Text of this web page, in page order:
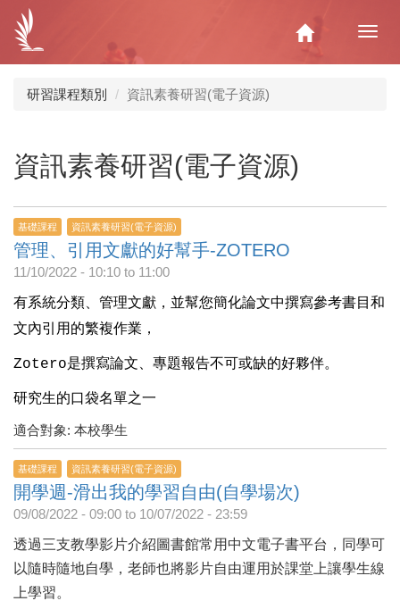
內
Home
研習課程類別 資訊素養研習(電子資源)
資訊素養研習(電子資源)
基礎課程 資訊素養研習(電子資源)
管理、引用文獻的好幫手-ZOTERO
11/10/2022 - 10:10 to 11:00
有系統分類、管理文獻，並幫您簡化論文中撰寫參考書目和
文內引用的繁複作業，
Zotero是撰寫論文、專題報告不可或缺的好夥伴。
研究生的口袋名單之一
適合對象: 本校學生
基礎課程 資訊素養研習(電子資源)
開學週-滑出我的學習自由(自學場次)
09/08/2022 - 09:00 to 10/07/2022 - 23:59
透過三支教學影片介紹圖書館常用中文電子書平台，同學可
以隨時隨地自學，老師也將影片自由運用於課堂上讓學生線
上學習。